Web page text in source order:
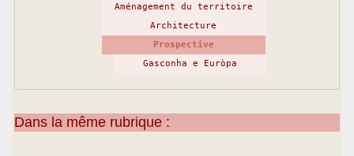
Aménagement du territoire
Architecture
Prospective
Gasconha e Euròpa
Dans la même rubrique :